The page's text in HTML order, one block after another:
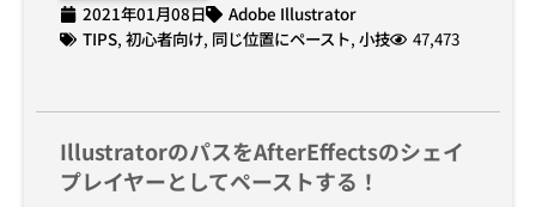
2021年01月08日
Adobe Illustrator
TIPS, 初心者向け, 同じ位置にペースト, 小技 47,473
IllustratorのパスをAfterEffectsのシェイ
プレイヤーとしてペーストする！